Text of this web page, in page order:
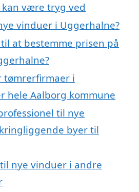
være tryg ved
vinduer i Uggerhalne?
at bestemme prisen på
tømrerfirmaer i
hele Aalborg kommune
til nye
byer til
nye vinduer i andre